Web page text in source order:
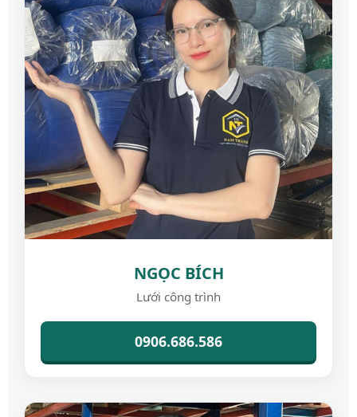
NGỌC BÍCH
Lưới công trình
0906.686.586